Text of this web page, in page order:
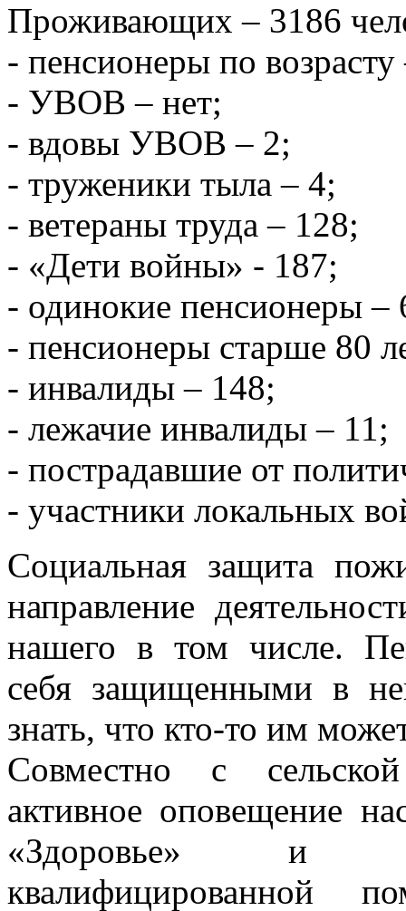
Проживающих – 3186
- пенсионеры по
- УВОВ – нет;
- вдовы УВОВ – 2;
- труженики тыла – 4;
- ветераны труда – 128;
- «Дети войны» - 187;
- одинокие пенсионеры –
- пенсионеры старше 80
- инвалиды – 148;
- лежачие инвалиды – 11;
- пострадавшие от
- участники локальных
Социальная защита
направление
нашего в том числе.
себя защищенными в
знать, что кто-то им
Совместно с
активное оповещение
«Здоровье» и
квалифицированной